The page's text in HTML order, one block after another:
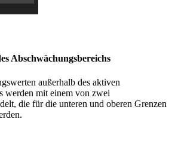
Abschwächungsbereichs
außerhalb des aktiven
werden mit einem von zwei
die für die unteren und oberen Grenzen